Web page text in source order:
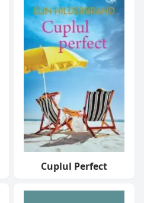
Cuplul Perfect